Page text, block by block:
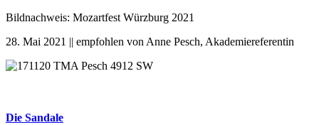
Bildnachweis: Mozartfest Würzburg 2021
28. Mai 2021 || empfohlen von Anne Pesch, Akademiereferentin
Die Sandale